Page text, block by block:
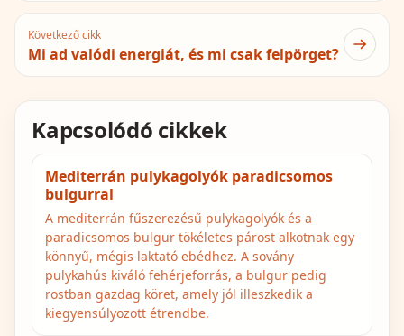
Következő cikk
Mi ad valódi energiát, és mi csak felpörget?
Kapcsolódó cikkek
Mediterrán pulykagolyók paradicsomos
bulgurral
A mediterrán fűszerezésű pulykagolyók és a
paradicsomos bulgur tökéletes párost alkotnak egy
könnyű, mégis laktató ebédhez. A sovány
pulykahús kiváló fehérjeforrás, a bulgur pedig
rostban gazdag köret, amely jól illeszkedik a
kiegyensúlyozott étrendbe.